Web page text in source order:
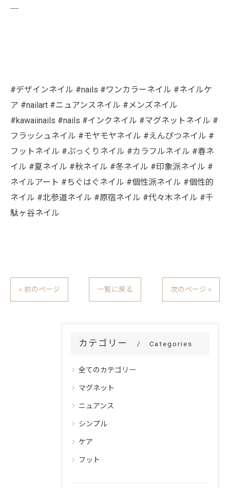
#デザインネイル #nails #ワンカラーネイル #ネイルケ
ア #nailart #ニュアンスネイル #メンズネイル
#kawaiinails #nails #インクネイル #マグネットネイル #
フラッシュネイル #モヤモヤネイル #えんぴつネイル #
フットネイル #ぷっくりネイル #カラフルネイル #春ネ
イル #夏ネイル #秋ネイル #冬ネイル #印象派ネイル #
ネイルアート #ちぐはぐネイル #個性派ネイル #個性的
ネイル #北参道ネイル #原宿ネイル #代々木ネイル #千
駄ヶ谷ネイル
< 前のページ 一覧に戻る 次のページ >
カテゴリー Categories
全てのカテゴリー
マグネット
ニュアンス
シンプル
ケア
フット